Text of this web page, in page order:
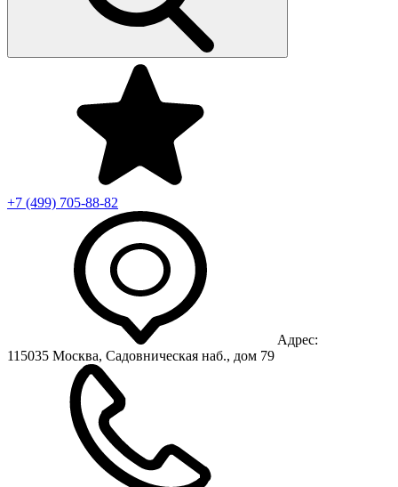
+7 (499) 705-88-82
Адрес:
115035 Москва, Садовническая наб., дом 79